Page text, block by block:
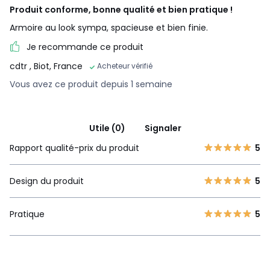
Produit conforme, bonne qualité et bien pratique !
Armoire au look sympa, spacieuse et bien finie.
Je recommande ce produit
cdtr , Biot, France Acheteur vérifié
Vous avez ce produit depuis 1 semaine
Utile (0)
Signaler
Rapport qualité-prix du produit
5
Design du produit 5
Pratique 5